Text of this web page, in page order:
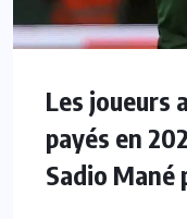
Les joueurs
payés en
Sadio Mané